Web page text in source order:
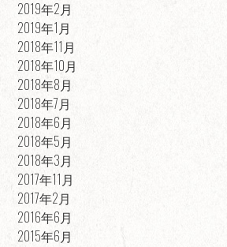
2019年2月
2019年1月
2018年11月
2018年10月
2018年8月
2018年7月
2018年6月
2018年5月
2018年3月
2017年11月
2017年2月
2016年6月
2015年6月